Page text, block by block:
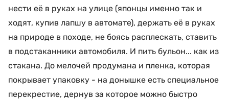
нести её в руках на улице (японцы именно так и
ходят, купив лапшу в автомате), держать её в руках
на природе в походе, не боясь расплескать, ставить
в подстаканники автомобиля. И пить бульон... как из
стакана. До мелочей продумана и пленка, которая
покрывает упаковку - на донышке есть специальное
перекрестие, дернув за которое можно быстро